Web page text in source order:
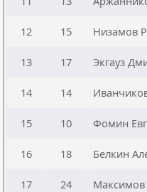
12 15 Низамов
13 17 Экгауз
14 14
15 10 Фомин
16 18 Белкин
17 24 Максимов